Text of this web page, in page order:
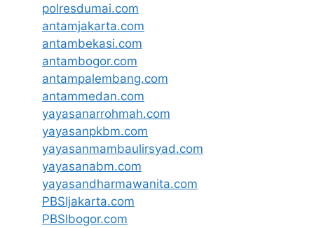
polresdumai.com
antamjakarta.com
antambekasi.com
antambogor.com
antampalembang.com
antammedan.com
yayasanarrohmah.com
yayasanpkbm.com
yayasanmambaulirsyad.com
yayasanabm.com
yayasandharmawanita.com
PBSIjakarta.com
PBSIbogor.com